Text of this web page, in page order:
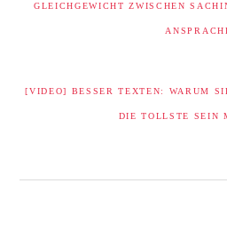
GLEICHGEWICHT ZWISCHEN
BEITRAG:
[VIDEO] BESSER TEXTEN: WARUM
DIE TOLLSTE SEIN